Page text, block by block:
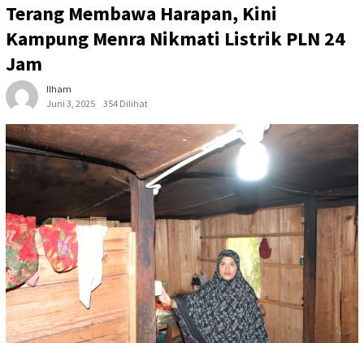
Terang Membawa Harapan, Kini
Kampung Menra Nikmati Listrik PLN 24
Jam
Ilham
Juni 3, 2025
354 Dilihat